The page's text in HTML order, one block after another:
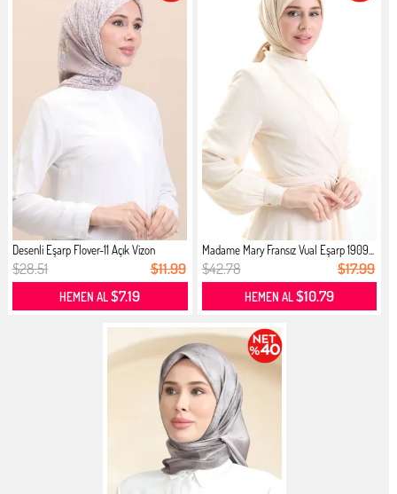
Desenli Eşarp Flover-11 Açık Vizon
$28.51 $11.99
HEMEN AL$7.19
Madame Mary Fransız Vual Eşarp 1909...
$42.78 $17.99
HEMEN AL$10.79